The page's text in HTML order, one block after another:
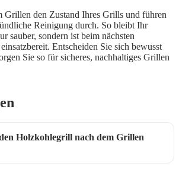
Grillen den Zustand Ihres Grills und führen
Reinigung durch. So bleibt Ihr
sauber, sondern ist beim nächsten
Entscheiden Sie sich bewusst
Sie so für sicheres, nachhaltiges Grillen
Holzkohlegrill nach dem Grillen